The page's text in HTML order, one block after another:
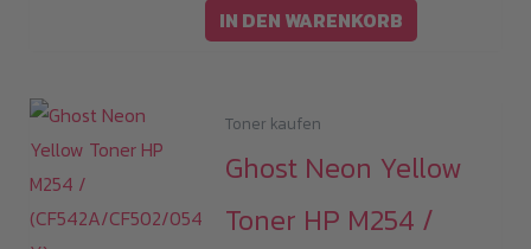
IN DEN WARENKORB
Toner kaufen
Ghost Neon Yellow
Toner HP M254 /